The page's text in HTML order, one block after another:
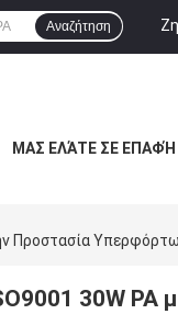
Αναζήτηση
ΜΑΣ ΕΛΆΤΕ ΣΕ
Προστασία
30W PA